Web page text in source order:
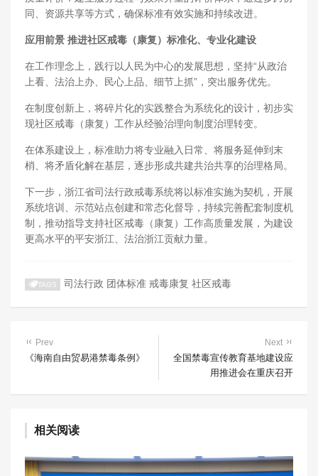
同、资源共享等方式，确保标准有效实施和持续改进。
应用前景 推进社区戒毒（康复）标准化、专业化建设
在工作理念上，践行以人民为中心的发展思想，坚持“从政治
上看、法治上办、民心上品、细节上抓”，突出服务优先。
在制度创新上，将碎片化的实践整合为系统化的设计，初步实
现社区戒毒（康复）工作从经验治理向制度治理转变。
在体系建设上，标准助力将专业融入日常、将服务延伸到末
梢、将矛盾化解在基层，逐步形成共建共治共享的治理格局。
下一步，浙江省司法行政戒毒系统将以标准实施为契机，开展
系统培训、示范站点创建和常态化督导，持续完善配套制度机
制，推动指导支持社区戒毒（康复）工作高质量发展，为建设
更高水平的平安浙江、法治浙江贡献力量。
TAGS 司法行政 团体标准 戒毒康复 社区戒毒
Prev
《海南自由贸易港禁毒条例》
Next
全国禁毒宣传教育基地建设应
用推进会在重庆召开
相关阅读